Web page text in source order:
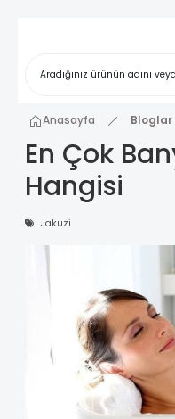
Anasayfa Bloglar
En Çok
Hangisi
Jakuzi